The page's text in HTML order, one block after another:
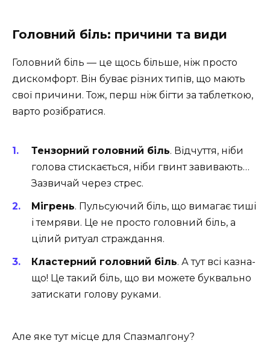
Головний біль: причини та види
Головний біль — це щось більше, ніж просто
дискомфорт. Він буває різних типів, що мають
свої причини. Тож, перш ніж бігти за таблеткою,
варто розібратися.
Тензорний головний біль. Відчуття, ніби
голова стискається, ніби гвинт завивають…
Зазвичай через стрес.
Мігрень. Пульсуючий біль, що вимагає тиші
і темряви. Це не просто головний біль, а
цілий ритуал страждання.
Кластерний головний біль. А тут всі казна-
що! Це такий біль, що ви можете буквально
затискати голову руками.
Але яке тут місце для Спазмалгону?